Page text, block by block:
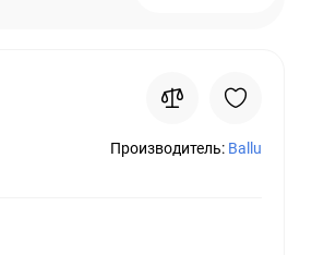
Производитель: Ballu